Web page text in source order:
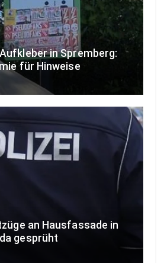
in Spremberg:
für Hinweise
an Hausfassade in
gesprüht